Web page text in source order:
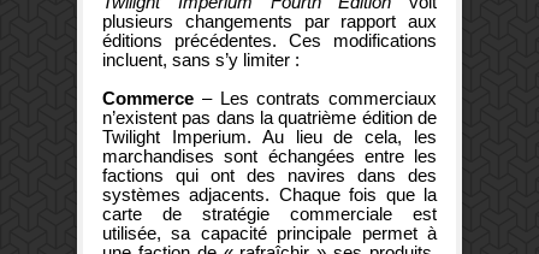
plusieurs changements par rapport aux
éditions précédentes. Ces modifications
incluent, sans s’y limiter :
Commerce – Les contrats commerciaux
n’existent pas dans la quatrième édition de
Twilight Imperium. Au lieu de cela, les
marchandises sont échangées entre les
factions qui ont des navires dans des
systèmes adjacents. Chaque fois que la
carte de stratégie commerciale est
utilisée, sa capacité principale permet à